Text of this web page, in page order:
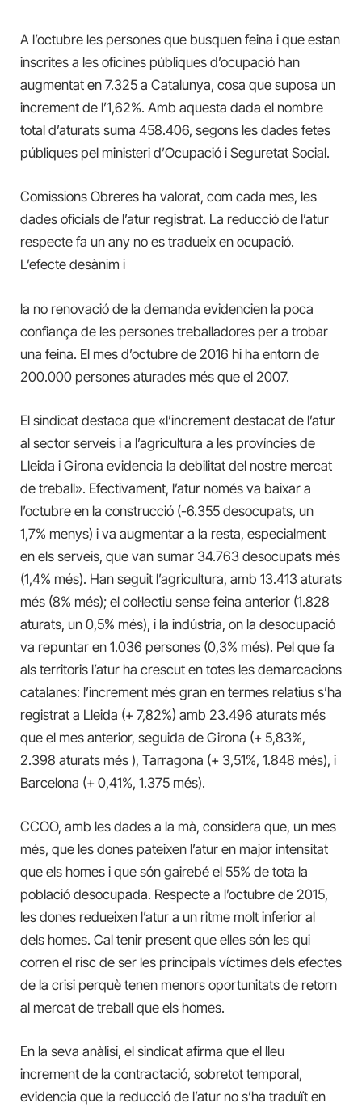
A l’octubre les persones que busquen feina i que estan
inscrites a les oficines públiques d’ocupació han
augmentat en 7.325 a Catalunya, cosa que suposa un
increment de l’1,62%. Amb aquesta dada el nombre
total d’aturats suma 458.406, segons les dades fetes
públiques pel ministeri d’Ocupació i Seguretat Social.
Comissions Obreres ha valorat, com cada mes, les
dades oficials de l’atur registrat. La reducció de l’atur
respecte fa un any no es tradueix en ocupació.
L’efecte desànim i
la no renovació de la demanda evidencien la poca
confiança de les persones treballadores per a trobar
una feina. El mes d’octubre de 2016 hi ha entorn de
200.000 persones aturades més que el 2007.
El sindicat destaca que «l’increment destacat de l’atur
al sector serveis i a l’agricultura a les províncies de
Lleida i Girona evidencia la debilitat del nostre mercat
de treball». Efectivament, l’atur només va baixar a
l’octubre en la construcció (-6.355 desocupats, un
1,7% menys) i va augmentar a la resta, especialment
en els serveis, que van sumar 34.763 desocupats més
(1,4% més). Han seguit l’agricultura, amb 13.413 aturats
més (8% més); el col·lectiu sense feina anterior (1.828
aturats, un 0,5% més), i la indústria, on la desocupació
va repuntar en 1.036 persones (0,3% més). Pel que fa
als territoris l’atur ha crescut en totes les demarcacions
catalanes: l’increment més gran en termes relatius s’ha
registrat a Lleida (+ 7,82%) amb 23.496 aturats més
que el mes anterior, seguida de Girona (+ 5,83%,
2.398 aturats més ), Tarragona (+ 3,51%, 1.848 més), i
Barcelona (+ 0,41%, 1.375 més).
CCOO, amb les dades a la mà, considera que, un mes
més, que les dones pateixen l’atur en major intensitat
que els homes i que són gairebé el 55% de tota la
població desocupada. Respecte a l’octubre de 2015,
les dones redueixen l’atur a un ritme molt inferior al
dels homes. Cal tenir present que elles són les qui
corren el risc de ser les principals víctimes dels efectes
de la crisi perquè tenen menors oportunitats de retorn
al mercat de treball que els homes.
En la seva anàlisi, el sindicat afirma que el lleu
increment de la contractació, sobretot temporal,
evidencia que la reducció de l’atur no s’ha traduït en